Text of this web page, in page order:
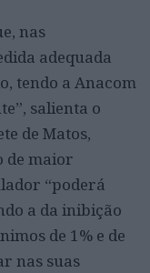
nas
adequada
tendo a Anacom
salienta o
de Matos,
de maior
“poderá
a da inibição
de 1% e de
nas suas